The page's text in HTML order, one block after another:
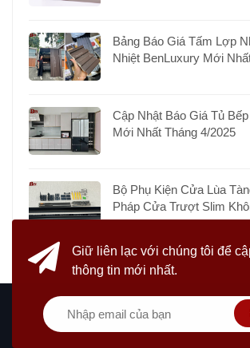
Bảng Báo Giá Tấm Lợp
Nhiệt BenLuxury Mới
Cập Nhật Báo Giá Tủ
Mới Nhất Tháng 4/2025
Bộ Phụ Kiện Cửa Lùa
Pháp Cửa Trượt Slim
Giữ liên lạc với chúng tôi để
thông tin mới nhất.